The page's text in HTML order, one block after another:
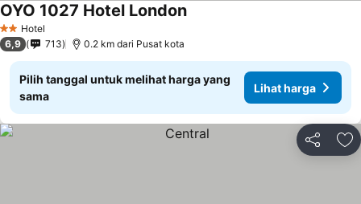
2 Bintang
Hotel
OYO 1027 Hotel LondonLihat harga
6,9 713 0.2 km dari Pusat kota
Pilih tanggal untuk melihat harga yang
sama
Lihat harga
Bagikan